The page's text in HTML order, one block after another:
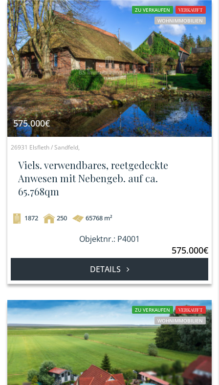
ZU VERKAUFEN
VERKAUFT
WOHNIMMOBILIEN
575.000€
26931 Elsfleth / Sandfeld,
Viels. verwendbares, reetgedeckte
Anwesen mit Nebengeb. auf ca.
65.768qm
1872 250 65768 m²
Objektnr.: P4001
575.000€
DETAILS
ZU VERKAUFEN
VERKAUFT
WOHNIMMOBILIEN